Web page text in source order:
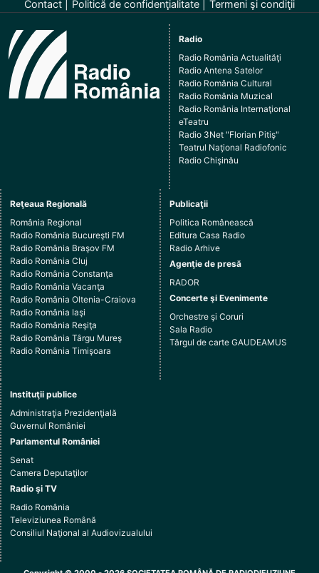
Contact Politică de confidenţialitate Termeni şi condiţii
Radio
Radio România Actualităţi
Radio Antena Satelor
Radio România Cultural
Radio România Muzical
Radio România Internaţional
eTeatru
Radio 3Net "Florian Pitiş"
Teatrul Naţional Radiofonic
Radio Chişinău
Reţeaua Regională
România Regional
Radio România Bucureşti FM
Radio România Braşov FM
Radio România Cluj
Radio România Constanţa
Radio România Vacanţa
Radio România Oltenia-Craiova
Radio România Iaşi
Radio România Reşiţa
Radio România Târgu Mureş
Radio România Timişoara
Publicaţii
Politica Românească
Editura Casa Radio
Radio Arhive
Agenţie de presă
RADOR
Concerte şi Evenimente
Orchestre şi Coruri
Sala Radio
Târgul de carte GAUDEAMUS
Instituţii publice
Administraţia Prezidenţială
Guvernul României
Parlamentul României
Senat
Camera Deputaţilor
Radio şi TV
Radio România
Televiziunea Română
Consiliul Naţional al Audiovizualului